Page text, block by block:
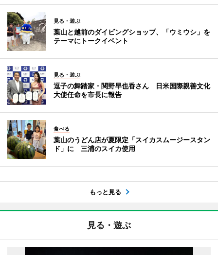
見る・遊ぶ
葉山と越前のダイビングショップ、「ウミウシ」を
テーマにトークイベント
見る・遊ぶ
逗子の舞踏家・関野早也香さん 日米国際親善文化
大使任命を市長に報告
食べる
葉山のうどん店が夏限定「スイカスムージースタン
ド」に 三浦のスイカ使用
もっと見る
見る・遊ぶ